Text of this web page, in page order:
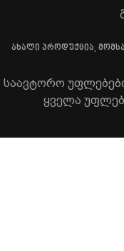
ახალი პროდუქცია,
საავტორო
ყველა